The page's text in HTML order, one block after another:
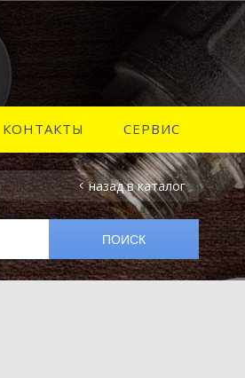
КОНТАКТЫ СЕРВИС
назад в каталог